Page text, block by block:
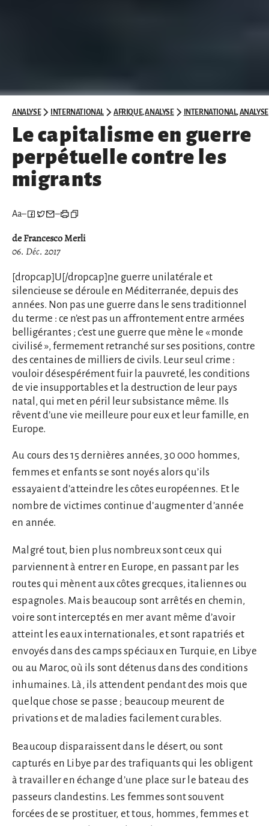
ANALYSE INTERNATIONAL AFRIQUE,ANALYSE INTERNATIONAL,ANALYSE
Le capitalisme en guerre
perpétuelle contre les
migrants
Aa– –
de Francesco Merli
06. Déc. 2017
[dropcap]U[/dropcap]ne guerre unilatérale et
silencieuse se déroule en Méditerranée, depuis des
années. Non pas une guerre dans le sens traditionnel
du terme : ce n’est pas un affrontement entre armées
belligérantes ; c’est une guerre que mène le « monde
civilisé », fermement retranché sur ses positions, contre
des centaines de milliers de civils. Leur seul crime :
vouloir désespérément fuir la pauvreté, les conditions
de vie insupportables et la destruction de leur pays
natal, qui met en péril leur subsistance même. Ils
rêvent d’une vie meilleure pour eux et leur famille, en
Europe.
Au cours des 15 dernières années, 30 000 hommes,
femmes et enfants se sont noyés alors qu’ils
essayaient d’atteindre les côtes européennes. Et le
nombre de victimes continue d’augmenter d’année
en année.
Malgré tout, bien plus nombreux sont ceux qui
parviennent à entrer en Europe, en passant par les
routes qui mènent aux côtes grecques, italiennes ou
espagnoles. Mais beaucoup sont arrêtés en chemin,
voire sont interceptés en mer avant même d’avoir
atteint les eaux internationales, et sont rapatriés et
envoyés dans des camps spéciaux en Turquie, en Libye
ou au Maroc, où ils sont détenus dans des conditions
inhumaines. Là, ils attendent pendant des mois que
quelque chose se passe ; beaucoup meurent de
privations et de maladies facilement curables.
Beaucoup disparaissent dans le désert, ou sont
capturés en Libye par des trafiquants qui les obligent
à travailler en échange d’une place sur le bateau des
passeurs clandestins. Les femmes sont souvent
forcées de se prostituer, et tous, hommes, femmes et